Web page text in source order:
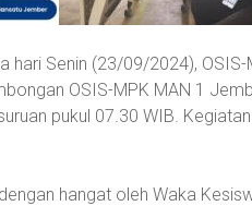
hari Senin (23/09/2024),
OSIS-MPK MAN 1
pukul 07.30 WIB.
hangat oleh Waka